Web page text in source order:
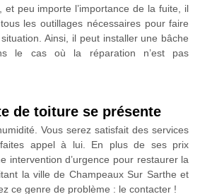
et peu importe l’importance de la fuite, il
les outillages nécessaires pour faire
Ainsi, il peut installer une bâche
le cas où la réparation n’est pas
de toiture se présente
Vous serez satisfait des services
faites appel à lui. En plus de ses prix
intervention d’urgence pour restaurer la
la ville de Champeaux Sur Sarthe et
ce genre de problème : le contacter !